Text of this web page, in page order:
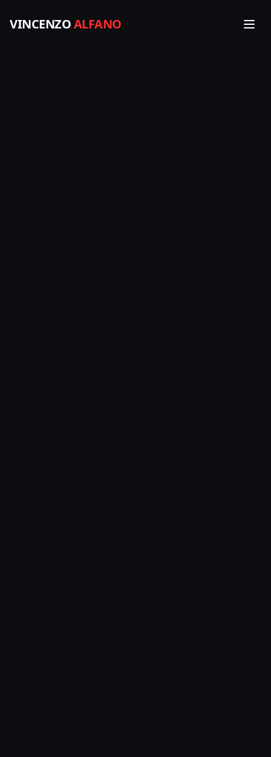
VINCENZOALFANO